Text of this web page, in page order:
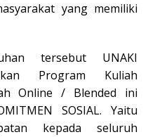
yang memiliki
tersebut UNAKI
Program Kuliah
Online / Blended ini
SOSIAL. Yaitu
kepada seluruh